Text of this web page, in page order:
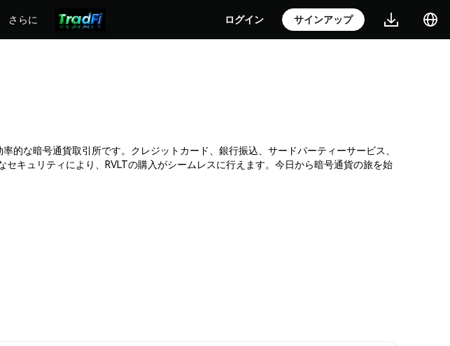
さらに ログイン サインアップ
的な暗号通貨取引所です。クレジットカード、銀行振込、サードパーティーサービス、
キュリティにより、RVLTの購入がシームレスに行えます。今日から暗号通貨の旅を始